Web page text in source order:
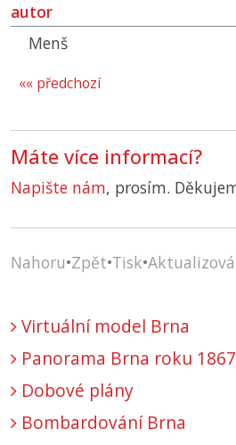
autor
Menš
«« předchozí
Máte více informací?
Napište nám, prosím.
Nahoru•Zpět•Tisk•
Virtuální model Brna
Panorama Brna roku 1867
Dobové plány
Bombardování Brna